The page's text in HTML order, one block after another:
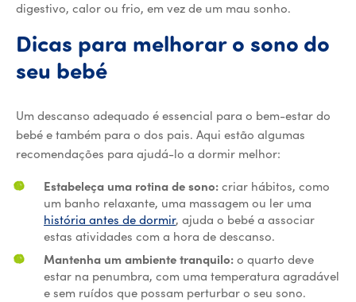
digestivo, calor ou frio, em vez de um mau sonho.
Dicas para melhorar o sono do
seu bebé
Um descanso adequado é essencial para o bem-estar do
bebé e também para o dos pais. Aqui estão algumas
recomendações para ajudá-lo a dormir melhor:
Estabeleça uma rotina de sono: criar hábitos, como
um banho relaxante, uma massagem ou ler uma
história antes de dormir, ajuda o bebé a associar
estas atividades com a hora de descanso.
Mantenha um ambiente tranquilo: o quarto deve
estar na penumbra, com uma temperatura agradável
e sem ruídos que possam perturbar o seu sono.